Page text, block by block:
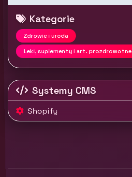
Kategorie
Zdrowie i uroda
Leki, suplementy i art. prozdrowotne
Systemy CMS
Shopify